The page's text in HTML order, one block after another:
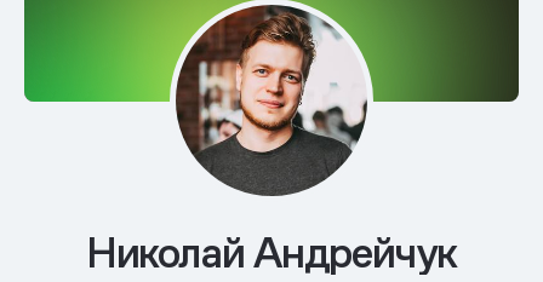
Николай Андрейчук